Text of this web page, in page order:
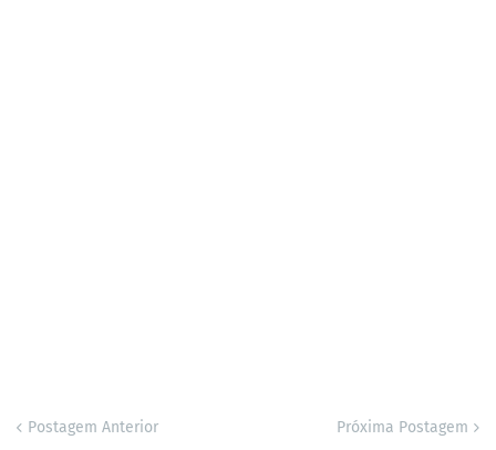
Postagem Anterior Próxima Postagem